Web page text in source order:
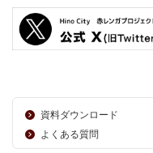
資料ダウンロード
よくある質問